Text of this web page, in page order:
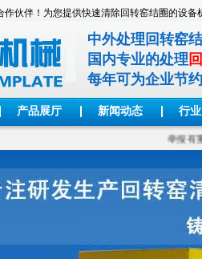
作伙伴！为您提供快速清除回转窑结圈的设备
中外处理回转窑
国内专业的处理
每年可为企业节约
产品展厅 新闻动态 行
举报有